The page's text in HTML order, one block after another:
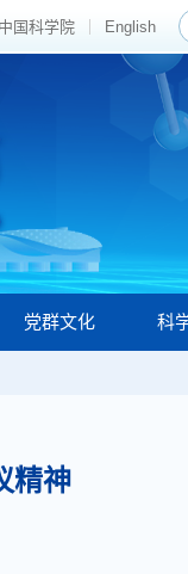
中国科学院 English
党群文化 科
精神